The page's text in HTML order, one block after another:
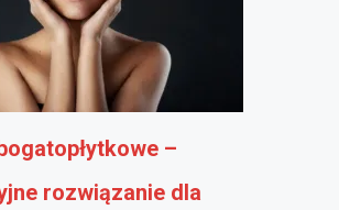
–
rozwiązanie dla